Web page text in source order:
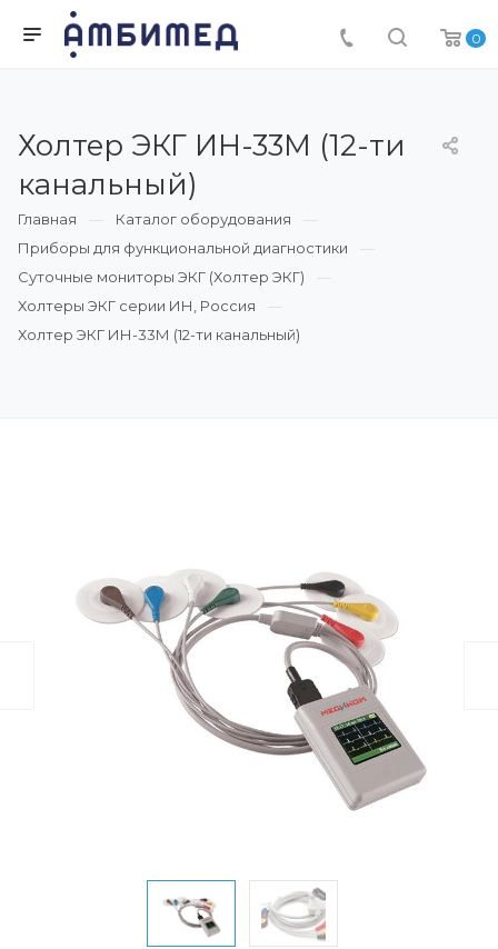
0
Холтер ЭКГ ИН-33М (12-ти
канальный)
Главная
Каталог оборудования
Приборы для функциональной диагностики
Суточные мониторы ЭКГ (Холтер ЭКГ)
Холтеры ЭКГ серии ИН, Россия
Холтер ЭКГ ИН-33М (12-ти канальный)